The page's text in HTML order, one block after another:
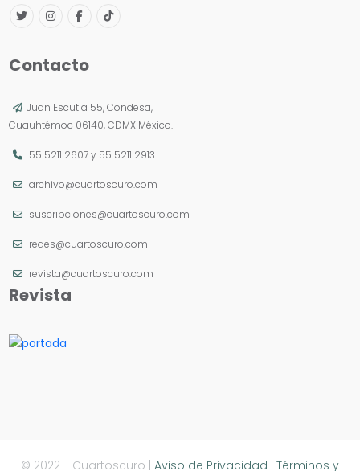
Contacto
Juan Escutia 55, Condesa,
Cuauhtémoc 06140, CDMX México.
55 5211 2607y 55 5211 2913
archivo@cuartoscuro.com
suscripciones@cuartoscuro.com
redes@cuartoscuro.com
revista@cuartoscuro.com
Revista
© 2022 - Cuartoscuro | Aviso de Privacidad Términos y